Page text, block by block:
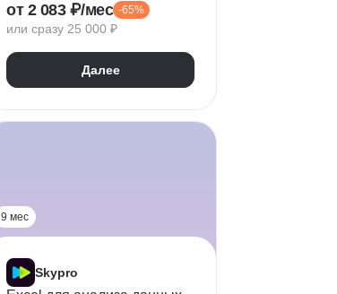
Visual Basic
Визуализация
Google Таблицы
Прикладное ПО
от 2 083 ₽/мес -65%
или сразу 25 000 ₽
Далее
9 мес
Skypro